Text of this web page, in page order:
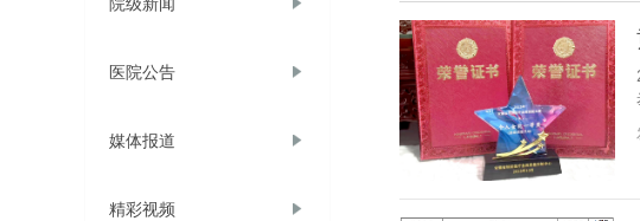
医院公告
媒体报道
精彩视频